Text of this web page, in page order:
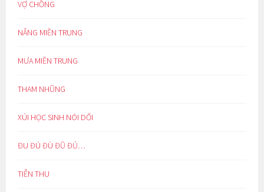
VỢ CHỒNG
NẮNG MIỀN TRUNG
MƯA MIỀN TRUNG
THAM NHŨNG
XÚI HỌC SINH NÓI DỐI
ĐU ĐÚ ĐÙ ĐŨ ĐỦ…
TIỄN THU